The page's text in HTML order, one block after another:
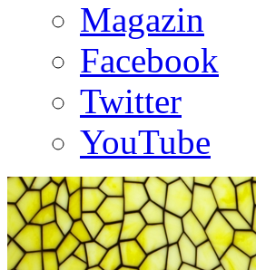
Magazin
Facebook
Twitter
YouTube